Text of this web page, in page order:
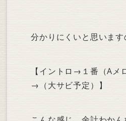
分かりにくいと思います
【イントロ→１番（A
→（大サビ予定）】